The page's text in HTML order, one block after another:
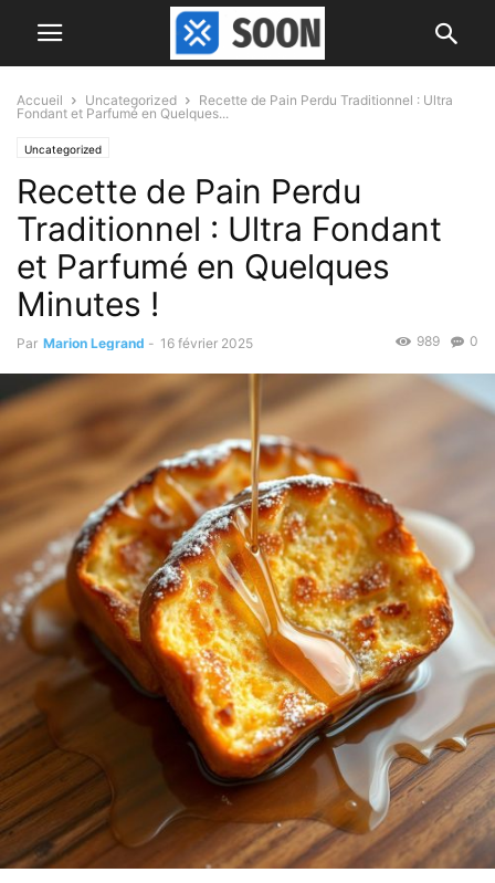
Accueil Uncategorized
Recette de Pain Perdu Traditionnel : Ultra
Fondant et Parfumé en Quelques...
Uncategorized
Recette de Pain Perdu
Traditionnel : Ultra Fondant
et Parfumé en Quelques
Minutes !
Par Marion Legrand - 16 février 2025 0
989